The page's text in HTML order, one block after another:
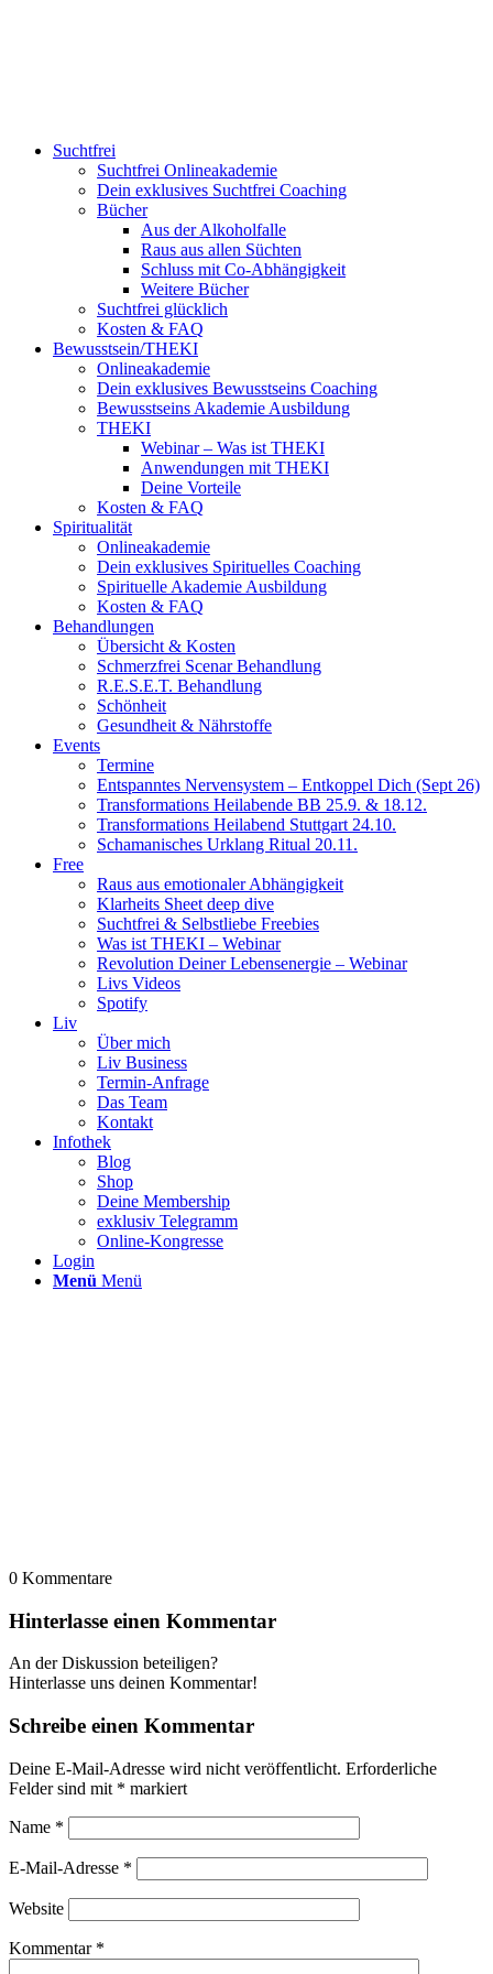
Suchtfrei
Suchtfrei Onlineakademie
Dein exklusives Suchtfrei Coaching
Bücher
Aus der Alkoholfalle
Raus aus allen Süchten
Schluss mit Co-Abhängigkeit
Weitere Bücher
Suchtfrei glücklich
Kosten & FAQ
Bewusstsein/THEKI
Onlineakademie
Dein exklusives Bewusstseins Coaching
Bewusstseins Akademie Ausbildung
THEKI
Webinar – Was ist THEKI
Anwendungen mit THEKI
Deine Vorteile
Kosten & FAQ
Spiritualität
Onlineakademie
Dein exklusives Spirituelles Coaching
Spirituelle Akademie Ausbildung
Kosten & FAQ
Behandlungen
Übersicht & Kosten
Schmerzfrei Scenar Behandlung
R.E.S.E.T. Behandlung
Schönheit
Gesundheit & Nährstoffe
Events
Termine
Entspanntes Nervensystem – Entkoppel Dich (Sept 26)
Transformations Heilabende BB 25.9. & 18.12.
Transformations Heilabend Stuttgart 24.10.
Schamanisches Urklang Ritual 20.11.
Free
Raus aus emotionaler Abhängigkeit
Klarheits Sheet deep dive
Suchtfrei & Selbstliebe Freebies
Was ist THEKI – Webinar
Revolution Deiner Lebensenergie – Webinar
Livs Videos
Spotify
Liv
Über mich
Liv Business
Termin-Anfrage
Das Team
Kontakt
Infothek
Blog
Shop
Deine Membership
exklusiv Telegramm
Online-Kongresse
Login
Menü Menü
0 Kommentare
Hinterlasse einen Kommentar
An der Diskussion beteiligen?
Hinterlasse uns deinen Kommentar!
Schreibe einen Kommentar
Deine E-Mail-Adresse wird nicht veröffentlicht. Erforderliche
Felder sind mit * markiert
Name *
E-Mail-Adresse *
Website
Kommentar *